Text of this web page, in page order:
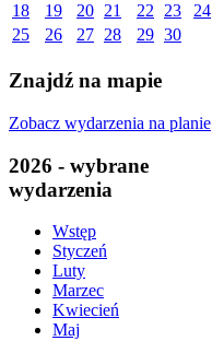
18
19 20 21 22 23
24
25
26 27 28 29 30
Znajdź na mapie
Zobacz wydarzenia na planie
2026 - wybrane
wydarzenia
Wstęp
Styczeń
Luty
Marzec
Kwiecień
Maj